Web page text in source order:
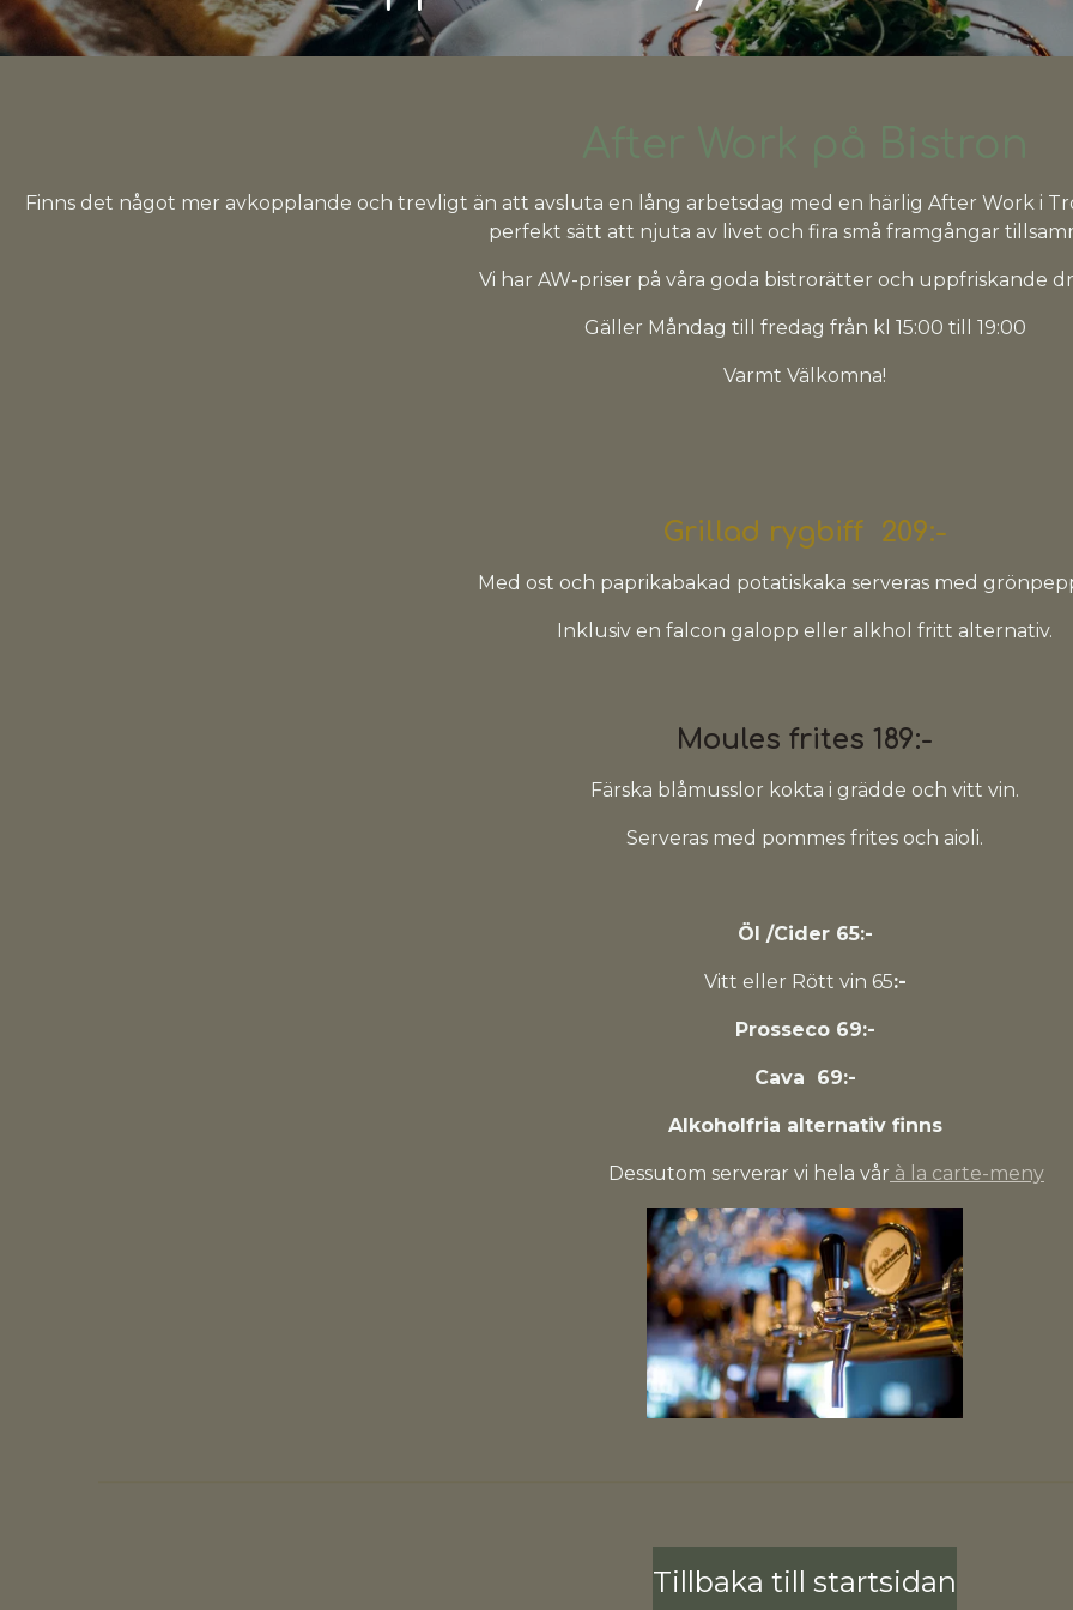
Finns det något mer avkopplande och trevligt än att avsluta en lång arbetsdag med en härlig After Work i
perfekt sätt att njuta av livet och fira små framgångar
Vi har AW-priser på våra goda bistrorätter och uppfriskande
Gäller Måndag till fredag från kl 15:00 till 19:00
Varmt Välkomna!
Grillad rygbiff 209:-
Med ost och paprikabakad potatiskaka serveras med
Inklusiv en falcon galopp eller alkhol fritt alternativ.
Moules frites 189:-
Färska blåmusslor kokta i grädde och vitt vin.
Serveras med pommes frites och aioli.
Öl /Cider 65:-
Vitt eller Rött vin 65:-
Prosseco 69:-
Cava 69:-
Alkoholfria alternativ finns
Dessutom serverar vi hela vår à la carte-meny
Tillbaka till startsidan